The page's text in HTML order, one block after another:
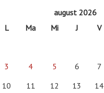
august 2026
L
Ma Mi J V
3
4 5 6 7
10
11 12 13 14